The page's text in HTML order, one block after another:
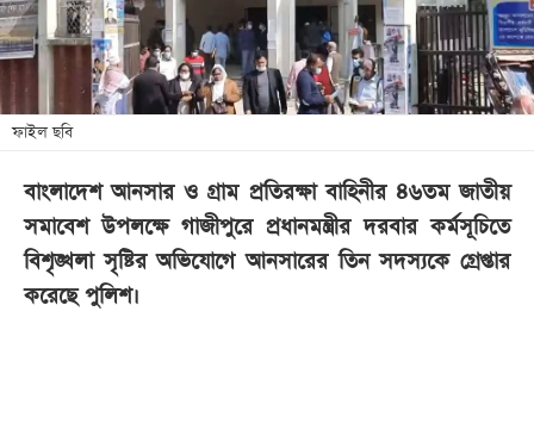
লাইফ
স্টাইল
তথ্যপ্রযুক্তি
বিভাগ
ছবি
ফাইল ছবি
বাংলাদেশ আনসার ও গ্রাম প্রতিরক্ষা বাহিনীর ৪৬তম জাতীয়
সমাবেশ উপলক্ষে গাজীপুরে প্রধানমন্ত্রীর দরবার কর্মসূচিতে
বিশৃঙ্খলা সৃষ্টির অভিযোগে আনসারের তিন সদস্যকে গ্রেপ্তার
করেছে পুলিশ।